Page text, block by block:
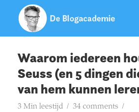
Waarom iedereen
Seuss (en 5 dingen
van hem kunnen
3 Min leestijd
34 comments